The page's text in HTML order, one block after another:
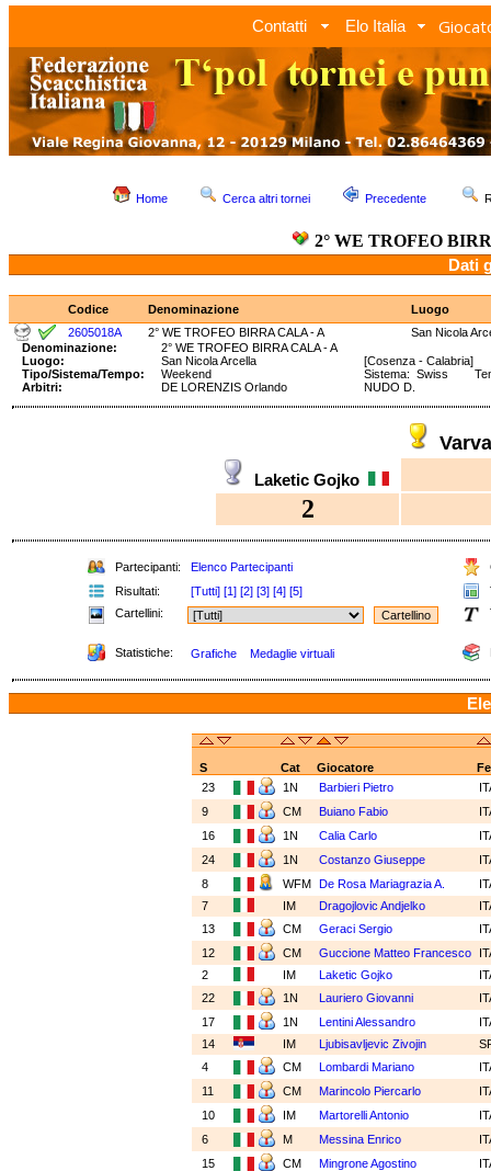
Contatti Elo Italia
Home Cerca altri tornei Precedente
2° WE TROFEO
Dati
Codice Denominazione
Luogo
2605018A
2° WE TROFEO BIRRA CALA - A
San Nicola
Denominazione:
2° WE TROFEO BIRRA CALA - A
Luogo:
San Nicola Arcella
[Cosenza - Calabria]
Tipo/Sistema/Tempo:
Weekend
Sistema: Swiss
Arbitri:
DE LORENZIS Orlando NUDO D.
Laketic Gojko
2
Partecipanti: Elenco Partecipanti
Risultati:
[Tutti] [1] [2] [3] [4] [5]
Cartellini:
Statistiche: Grafiche Medaglie virtuali
S Cat Giocatore
23
1N Barbieri Pietro
9
CM Buiano Fabio
16
1N Calia Carlo
24
1N Costanzo Giuseppe
8
WFM De Rosa Mariagrazia A.
7
IM Dragojlovic Andjelko
13
CM Geraci Sergio
12
CM Guccione Matteo Francesco
2
IM Laketic Gojko
22
1N Lauriero Giovanni
17
1N Lentini Alessandro
14
IM Ljubisavljevic Zivojin
4
CM Lombardi Mariano
11
CM Marincolo Piercarlo
10
IM Martorelli Antonio
6
M Messina Enrico
15
CM Mingrone Agostino